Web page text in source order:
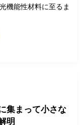
機能性材料に至るま
集まって小さな
明